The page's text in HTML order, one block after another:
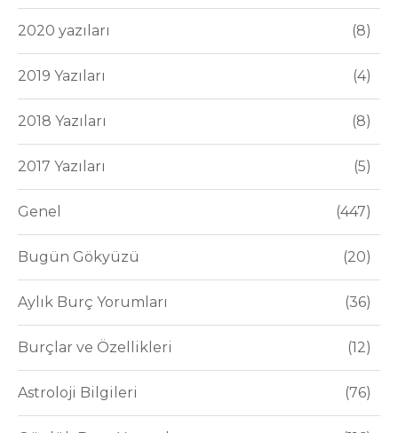
2020 yazıları 8
2019 Yazıları 4
2018 Yazıları 8
2017 Yazıları 5
Genel 447
Bugün Gökyüzü 20
Aylık Burç Yorumları 36
Burçlar ve Özellikleri 12
Astroloji Bilgileri 76